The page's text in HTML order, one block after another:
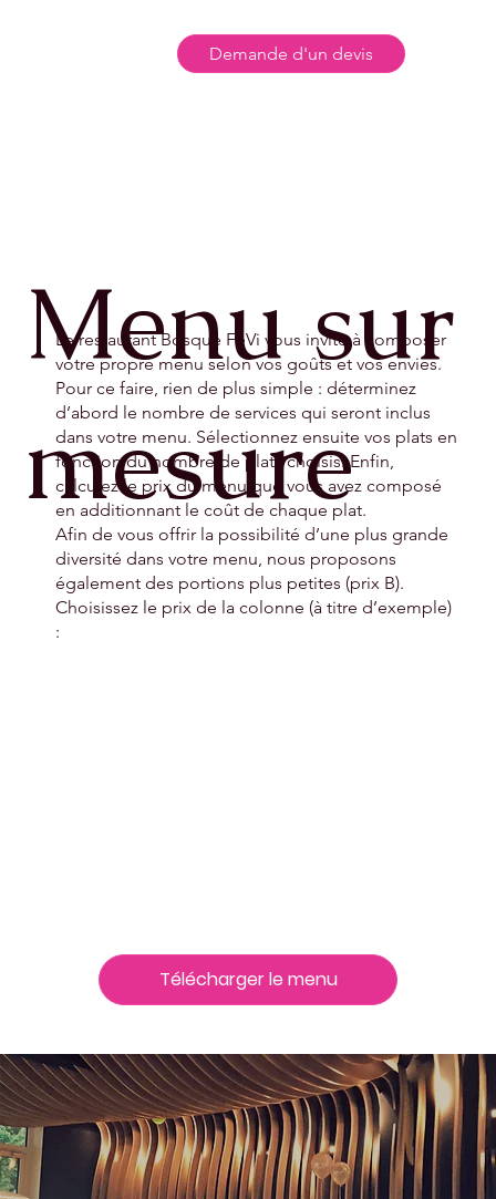
Demande d'un devis
Menu sur
mesure
Le restaurant Bosque FeVi vous invite à composer
votre propre menu selon vos goûts et vos envies.
Pour ce faire, rien de plus simple : déterminez
d’abord le nombre de services qui seront inclus
dans votre menu. Sélectionnez ensuite vos plats en
fonction du nombre de plats choisis. Enfin,
calculez le prix du menu que vous avez composé
en additionnant le coût de chaque plat.
Afin de vous offrir la possibilité d’une plus grande
diversité dans votre menu, nous proposons
également des portions plus petites (prix B).
Choisissez le prix de la colonne (à titre d’exemple)
:
Télécharger le menu